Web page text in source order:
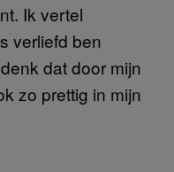
Ik vertel
verliefd ben
dat door mijn
zo prettig in mijn